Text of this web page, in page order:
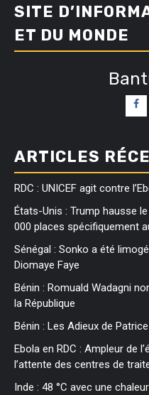
SITE
ET DU MONDE
ARTICLES
RDC : UNICEF agit contre
États-Unis : Trump hausse
000 places spécifiquement
Sénégal : Sonko a été
Diomaye Faye
Bénin : Romuald Wadagni
la République
Bénin : Les Adieux de
Ebola en RDC : Ampleur de
l’attente des centres de
Inde : 48 °C avec une